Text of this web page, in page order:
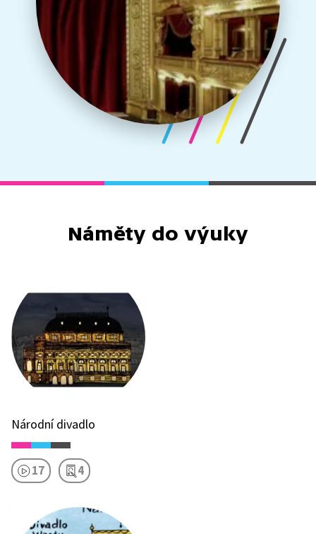
Náměty do výuky
Národní divadlo
17 4